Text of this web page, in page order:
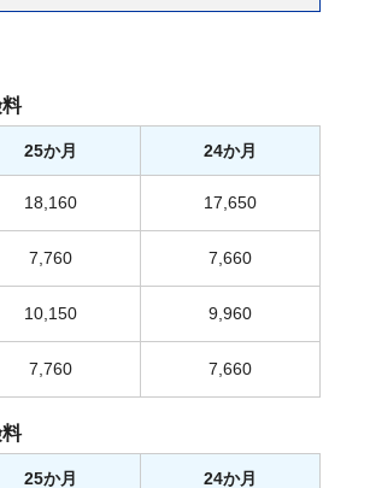
25か月 24か月
18,160 17,650
7,760 7,660
10,150 9,960
7,760 7,660
25か月 24か月